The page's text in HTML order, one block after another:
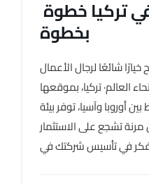
بخطوة
شائعًا لرجال الأعمال
العالم· تركيا، بموقعها
أوروبا وآسيا، توفر بيئة
تشجع على الاستثمار